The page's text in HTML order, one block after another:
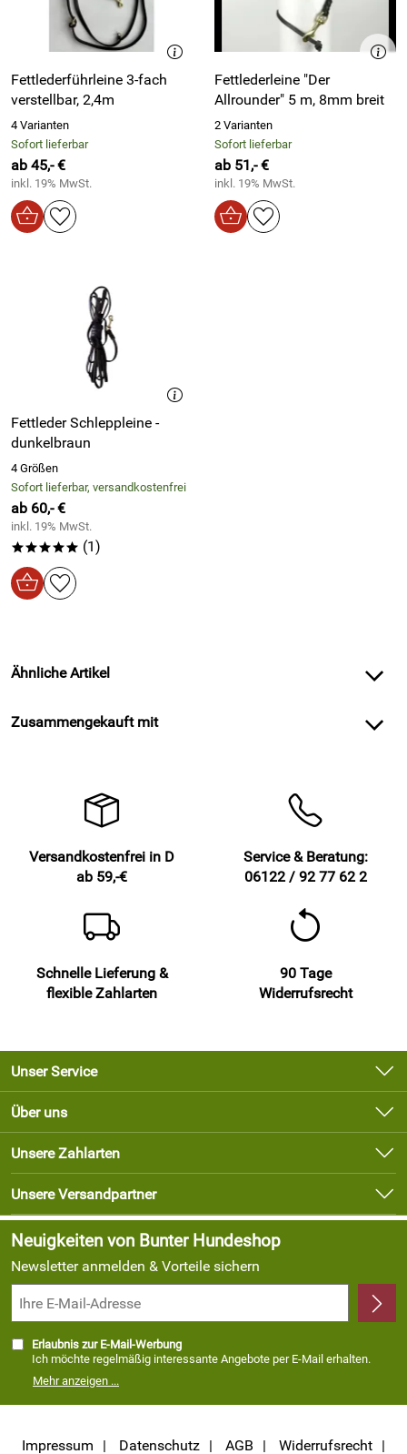
Fettlederführleine 3-fach
verstellbar, 2,4m
4 Varianten
Sofort lieferbar
ab 45,- €
inkl. 19% MwSt.
Fettlederleine "Der
Allrounder" 5 m, 8mm breit
2 Varianten
Sofort lieferbar
ab 51,- €
inkl. 19% MwSt.
Fettleder Schleppleine -
dunkelbraun
4 Größen
Sofort lieferbar, versandkostenfrei
ab 60,- €
inkl. 19% MwSt.
***** (1)
Ähnliche Artikel
Zusammengekauft mit
Versandkostenfrei in D
ab 59,-€
Service & Beratung:
06122 / 92 77 62 2
Schnelle Lieferung &
flexible Zahlarten
90 Tage
Widerrufsrecht
Unser Service
Kontakt
Newsletter
Lieferbedingungen
Kundenlogin
Über uns
Unsere Bestseller
Marken
Neu
Angebote
Unsere Zahlarten
Unsere Versandpartner
Neuigkeiten von Bunter Hundeshop
Newsletter anmelden & Vorteile sichern
Erlaubnis zur E-Mail-Werbung
Ich möchte regelmäßig interessante Angebote per E-Mail erhalten.
Meine E-Mail-Adresse wird nicht an andere Unternehmen
weitergegeben. Zu statistischen Zwecken wird in anonymer Form
kann ich jederzeit mit Wirkung für die Zukunft widerrufen, indem ich
Mehr anzeigen ...
Impressum Datenschutz AGB Widerrufsrecht